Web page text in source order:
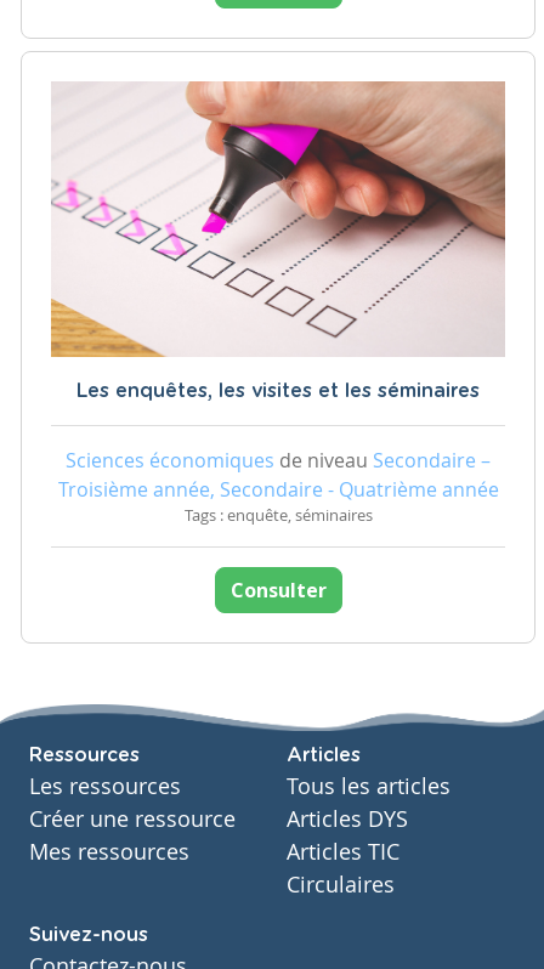
Les enquêtes, les visites et les séminaires
Sciences économiques de niveau Secondaire –
Troisième année, Secondaire - Quatrième année
Tags : enquête, séminaires
Consulter
Ressources
Les ressources
Créer une ressource
Mes ressources
Articles
Tous les articles
Articles DYS
Articles TIC
Circulaires
Suivez-nous